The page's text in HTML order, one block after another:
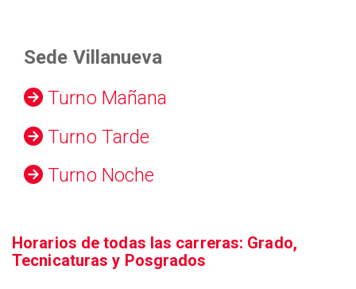
Sede Villanueva
Turno Mañana
Turno Tarde
Turno Noche
Horarios de todas las carreras: Grado,
Tecnicaturas y Posgrados